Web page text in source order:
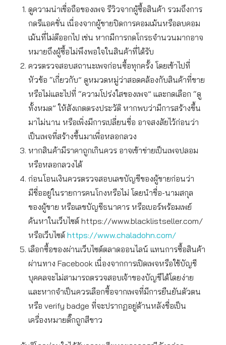
ดูความน่าเชื่อถือของเพจ รีวิวจากผู้ซื้อสินค้า รวมถึงการ
กดรีแอคชั่น เนื่องจากผู้ขายปิดการคอมเม้นหรือลบคอม
เม้นที่ไม่ดีออกไป เช่น หากมีการกดโกรธจำนวนมากอาจ
หมายถึงผู้ซื้อไม่พึงพอใจในสินค้าที่ได้รับ
ควรตรวจสอบสถานะเพจก่อนซื้อทุกครั้ง โดยเข้าไปที่
หัวข้อ “เกี่ยวกับ” ดูหมวดหมู่ว่าสอดคล้องกับสินค้าที่ขาย
หรือไม่และไปที่ “ความโปร่งใสของเพจ” และกดเลือก “ดู
ทั้งหมด” ให้สังเกตตรงประวัติ หากพบว่ามีการสร้างขึ้น
มาไม่นาน หรือเพิ่งมีการเปลี่ยนชื่อ อาจสงสัยไว้ก่อนว่า
เป็นเพจที่สร้างขึ้นมาเพื่อหลอกลวง
หากสินค้ามีราคาถูกเกินควร อาจเข้าข่ายเป็นเพจปลอม
หรือหลอกลวงได้
ก่อนโอนเงินควรตรวจสอบเลขบัญชีของผู้ขายก่อนว่า
มีชื่ออยู่ในรายการคนโกงหรือไม่ โดยนำชื่อ-นามสกุล
ของผู้ขาย หรือเลขบัญชีธนาคาร หรือเบอร์พร้อมเพย์
ค้นหาในเว็บไซต์ https://www.blacklistseller.com/
หรือเว็บไซต์ https://www.chaladohn.com/
เลือกซื้อของผ่านเว็บไซต์ตลาดออนไลน์ แทนการซื้อสินค้า
ผ่านทาง Facebook เนื่องจากการเปิดเพจหรือใช้บัญชี
บุคคลจะไม่สามารถตรวจสอบเจ้าของบัญชีได้โดยง่าย
และหากจำเป็นควรเลือกซื้อจากเพจที่มีการยืนยันตัวตน
หรือ verify badge ที่จะปรากฏอยู่ด้านหลังชื่อเป็น
เครื่องหมายติ๊กถูกสีขาว